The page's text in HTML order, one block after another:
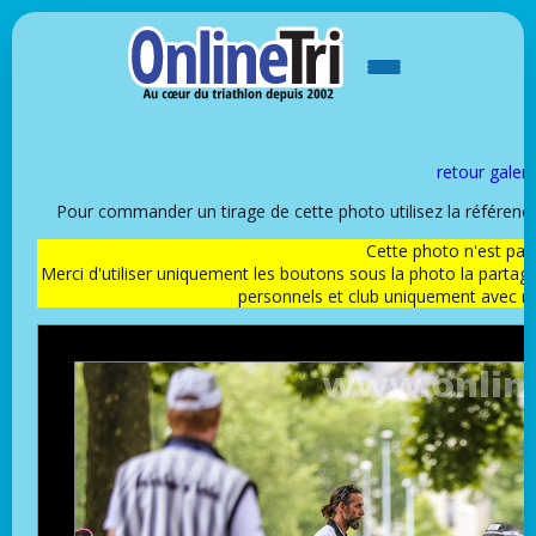
retour
Pour commander un tirage de cette photo utilisez la
Cette photo n'est
Merci d'utiliser uniquement les boutons sous la photo la
personnels et club uniquement avec